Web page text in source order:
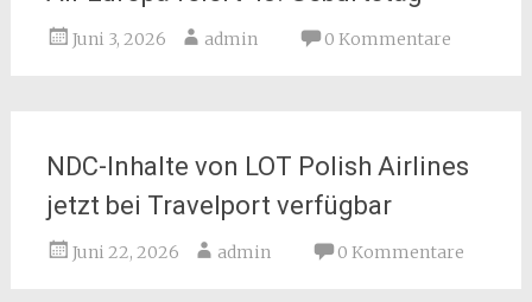
Juni 3, 2026 admin 0 Kommentare
NDC-Inhalte von LOT Polish Airlines
jetzt bei Travelport verfügbar
Juni 22, 2026 admin 0 Kommentare